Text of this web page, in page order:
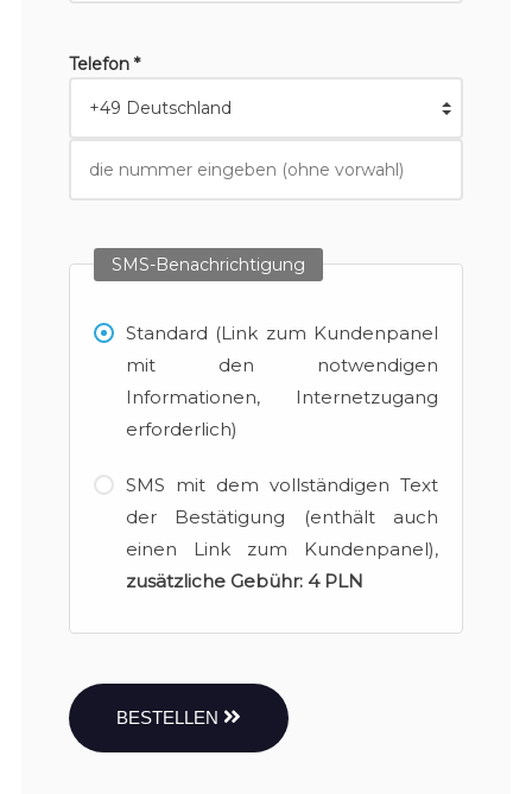
Telefon *
SMS-Benachrichtigung
Standard (Link zum Kundenpanel
mit den notwendigen
Informationen, Internetzugang
erforderlich)
SMS mit dem vollständigen Text
der Bestätigung (enthält auch
einen Link zum Kundenpanel),
zusätzliche Gebühr: 4 PLN
BESTELLEN